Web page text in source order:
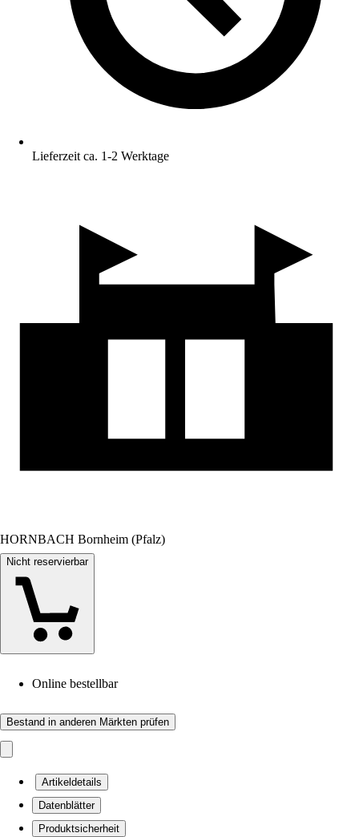
Lieferzeit ca. 1-2 Werktage
HORNBACH Bornheim (Pfalz)
Nicht reservierbar
Online bestellbar
Bestand in anderen Märkten prüfen
Artikeldetails
Datenblätter
Produktsicherheit